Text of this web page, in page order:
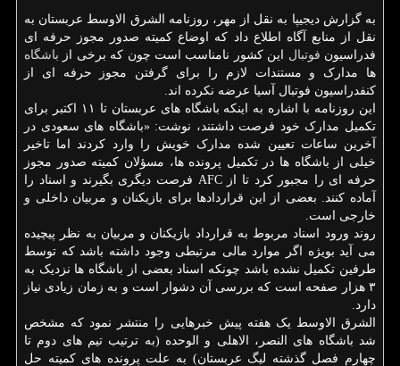
به گزارش دیجیپا به نقل از مهر، روزنامه الشرق الاوسط عربستان به
نقل از منابع آگاه اطلاع داد که اوضاع کمیته صدور مجوز حرفه ای
فدراسیون فوتبال این کشور نامناسب است چون که برخی از باشگاه
ها مدارک و مستندات لازم را برای گرفتن مجوز حرفه ای از
کنفدراسیون فوتبال آسیا عرضه نکرده اند.
این روزنامه با اشاره به اینکه باشگاه های عربستان تا ۱۱ اکتبر برای
تکمیل مدارک خود فرصت داشتند، نوشت: «باشگاه های سعودی در
آخرین ساعات تعیین شده مدارک خویش را وارد کردند اما تاخیر
خیلی از باشگاه ها در تکمیل پرونده ها، مسؤلان کمیته صدور مجوز
حرفه ای را مجبور کرد تا از AFC فرصت دیگری بگیرند و اسناد را
آماده کنند. بعضی از این قراردادها برای بازیکنان و مربیان داخلی و
خارجی است.
روند ورود اسناد مربوط به قرارداد بازیکنان و مربیان به نظر پیچیده
می آید بویژه اگر موارد مالی مرتبطی وجود داشته باشد که توسط
طرفین تکمیل نشده باشد چونکه اسناد بعضی از باشگاه ها نزدیک به
۳ هزار صفحه است که بررسی آن دشوار است و به زمان زیادی نیاز
دارد.
الشرق الاوسط یک هفته پیش خبرهایی را منتشر نمود که مشخص
شد باشگاه های النصر، الاهلی و الوحده (به ترتیب تیم های دوم تا
چهارم فصل گذشته لیگ عربستان) به علت پرونده های کمیته حل